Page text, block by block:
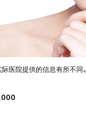
医院提供的信息有所不同。